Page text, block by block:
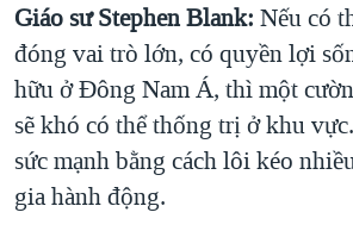
Giáo sư Stephen Blank: Nếu có
đóng vai trò lớn, có quyền lợi
hữu ở Đông Nam Á, thì một
sẽ khó có thể thống trị ở khu
sức mạnh bằng cách lôi kéo
gia hành động.